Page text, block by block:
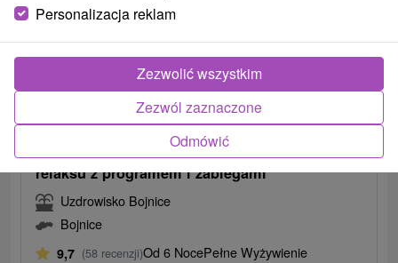
589,35zł
Sylwester w Bojnicach: Pobyt pełen zdrowia i
relaksu z programem i zabiegami
Uzdrowisko Bojnice
Bojnice
9,7 (58 recenzji)Od 6 NocePełne Wyżywienie
Personalizacja reklam
Odmówić
Zezwól zaznaczone
Zezwolić wszystkim